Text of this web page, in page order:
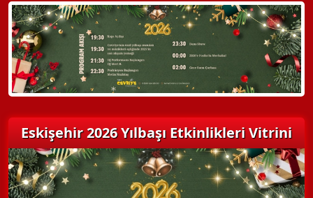
Detaylı Bilgi Alın
Eskişehir 2026 Yılbaşı Etkinlikleri Vitrini